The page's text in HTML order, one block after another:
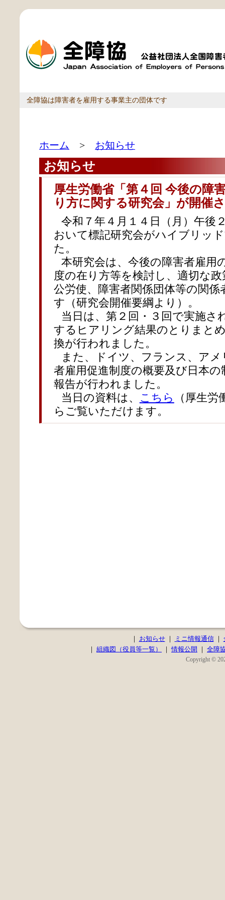
全障協は障害者を雇用する事業主の団体です
ホーム > お知らせ
お知らせ
厚生労働省「第４回 今後の障
り方に関する研究会」が開催
令和７年４月１４日（月）午後
おいて標記研究会がハイブリッ
た。
本研究会は、今後の障害者雇用
度の在り方等を検討し、適切な
公労使、障害者関係団体等の関
す（研究会開催要綱より）。
当日は、第２回・３回で実施さ
するヒアリング結果のとりまと
換が行われました。
また、ドイツ、フランス、ア
者雇用促進制度の概要及び日本
報告が行われました。
当日の資料は、 こちら
（厚生
らご覧いただけます。
｜ お知らせ｜ ミニ情報通信｜
｜ 組織図（役員等一覧） ｜情報公開 ｜ 全障
Copyright ©